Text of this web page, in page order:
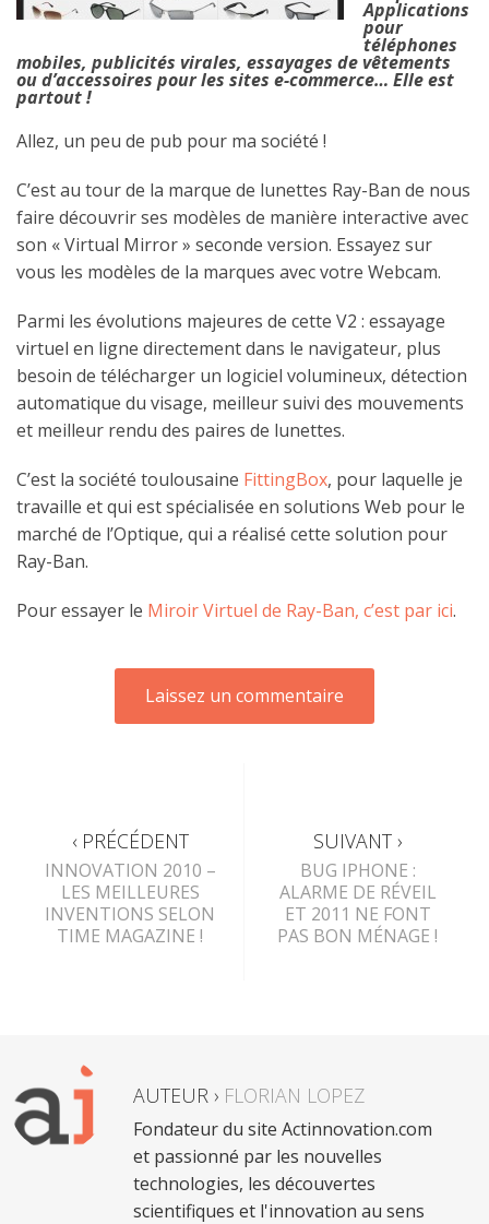
Applications
pour
téléphones
mobiles, publicités virales, essayages de vêtements
ou d’accessoires pour les sites e-commerce… Elle est
partout !
Allez, un peu de pub pour ma société !
C’est au tour de la marque de lunettes Ray-Ban de nous
faire découvrir ses modèles de manière interactive avec
son « Virtual Mirror » seconde version. Essayez sur
vous les modèles de la marques avec votre Webcam.
Parmi les évolutions majeures de cette V2 : essayage
virtuel en ligne directement dans le navigateur, plus
besoin de télécharger un logiciel volumineux, détection
automatique du visage, meilleur suivi des mouvements
et meilleur rendu des paires de lunettes.
C’est la société toulousaine FittingBox, pour laquelle je
travaille et qui est spécialisée en solutions Web pour le
marché de l’Optique, qui a réalisé cette solution pour
Ray-Ban.
Pour essayer le Miroir Virtuel de Ray-Ban, c’est par ici.
‹ PRÉCÉDENT
INNOVATION 2010 –
LES MEILLEURES
INVENTIONS SELON
TIME MAGAZINE !
SUIVANT ›
BUG IPHONE :
ALARME DE RÉVEIL
ET 2011 NE FONT
PAS BON MÉNAGE !
AUTEUR › FLORIAN LOPEZ
Fondateur du site Actinnovation.com
et passionné par les nouvelles
technologies, les découvertes
scientifiques et l'innovation au sens